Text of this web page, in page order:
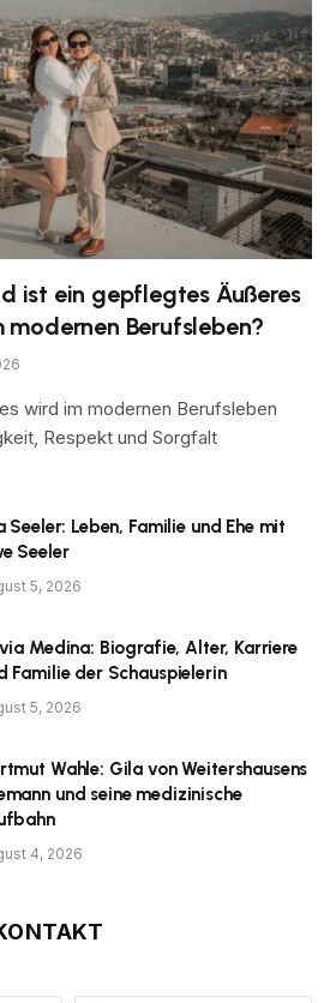
ist ein gepflegtes Äußeres
Berufsleben?
wird im modernen Berufsleben
Respekt und Sorgfalt
Seeler: Leben, Familie und Ehe mit
Seeler
5, 2026
Medina: Biografie, Alter, Karriere
Familie der Schauspielerin
5, 2026
Wahle: Gila von Weitershausens
und seine medizinische
4, 2026